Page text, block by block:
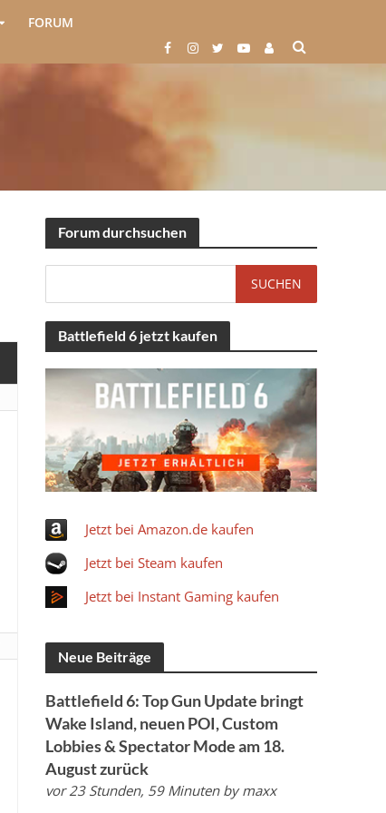
FORUM
Forum durchsuchen
Battlefield 6 jetzt kaufen
Jetzt bei Amazon.de kaufen
Jetzt bei Steam kaufen
Jetzt bei Instant Gaming kaufen
Neue Beiträge
Battlefield 6: Top Gun Update bringt
Wake Island, neuen POI, Custom
Lobbies & Spectator Mode am 18.
August zurück
vor 23 Stunden, 59 Minuten bymaxx